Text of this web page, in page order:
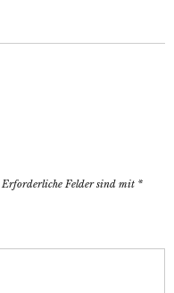
Erforderliche Felder sind mit *